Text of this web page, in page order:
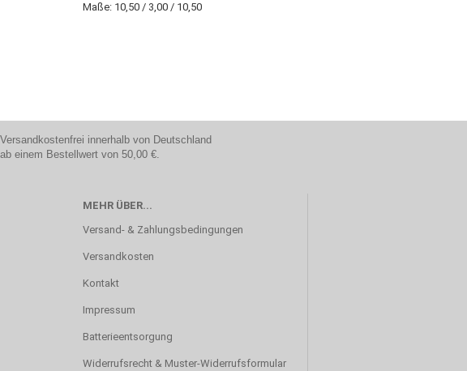
Maße: 10,50 / 3,00 / 10,50
Versandkostenfrei innerhalb von Deutschland
ab einem Bestellwert von 50,00 €.
MEHR ÜBER...
Versand- & Zahlungsbedingungen
Versandkosten
Kontakt
Impressum
Batterieentsorgung
Widerrufsrecht & Muster-Widerrufsformular